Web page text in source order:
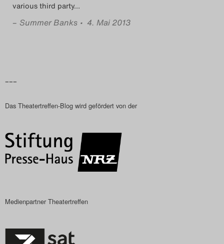
various third party…
– Summer Banks • 4. Mai 2013
–––
Das Theatertreffen-Blog wird gefördert von der
Medienpartner Theatertreffen